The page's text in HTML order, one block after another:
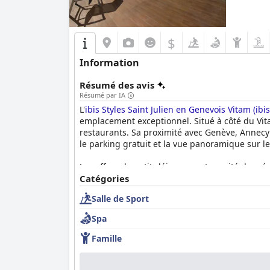
$
Information
Résumé des avis
Résumé par IA
L'ibis Styles Saint Julien en Genevois Vitam
emplacement exceptionnel. Situé à côté du
restaurants. Sa proximité avec Genève,
le parking gratuit et la vue panoramique sur
Les offres de petit-déjeuner ont suscité des
d'orange fraîchement pressé et un large
options. Malgré quelques critiques, le petit-
prix de la chambre.
Les expériences culinaires sont améliorées
ambiance. Les clients apprécient la
Les chambres de l'hôtel sont souvent louées
Catégories
Salle de Sport
Spa
Famille